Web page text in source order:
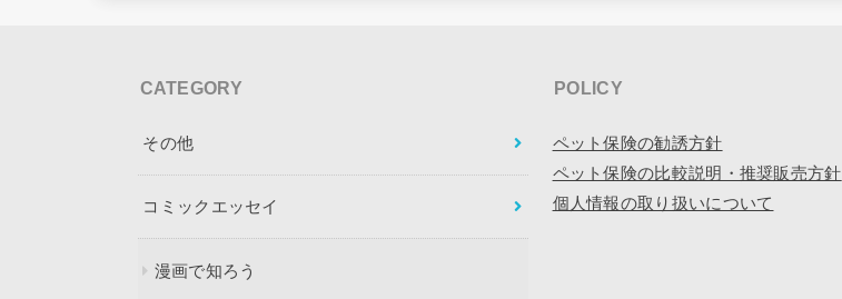
CATEGORY
その他
コミックエッセイ
漫画で知ろう
POLICY
ペット保険の勧誘方針
ペット保険の比較説明・推奨販売方針
個人情報の取り扱いについて